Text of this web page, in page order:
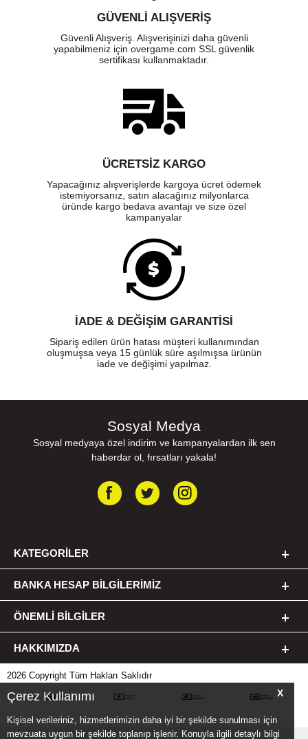
X
Çerez Kullanımı
Kişisel verileriniz, hizmetlerimizin daha iyi bir şekilde sunulması için
mevzuata uygun bir şekilde toplanıp işlenir. Konuyla ilgili detaylı bilgi
GÜVENLI ALIŞVERIŞ
Güvenli Alışveriş. Alışverişinizi daha güvenli
yapabilmeniz için overgame.com SSL güvenlik
sertifikası kullanmaktadır.
ÜCRETSIZ KARGO
Yapacağınız alışverişlerde kargoya ücret ödemek
istemiyorsanız, satın alacağınız milyonlarca
üründe kargo bedava avantajı ve size özel
kampanyalar
İADE & DEĞİŞİM GARANTİSİ
Sipariş edilen ürün hatası müşteri kullanımından
oluşmuşsa veya 15 günlük süre aşılmışsa ürünün
iade ve değişimi yapılmaz.
Sosyal Medya
Sosyal medyaya özel indirim ve kampanyalardan ilk sen
haberdar ol, fırsatları yakala!
KATEGORILER
BANKA HESAP BILGILERIMIZ
ÖNEMLI BILGILER
HAKKIMIZDA
2026 Copyright Tüm Hakları Saklıdır